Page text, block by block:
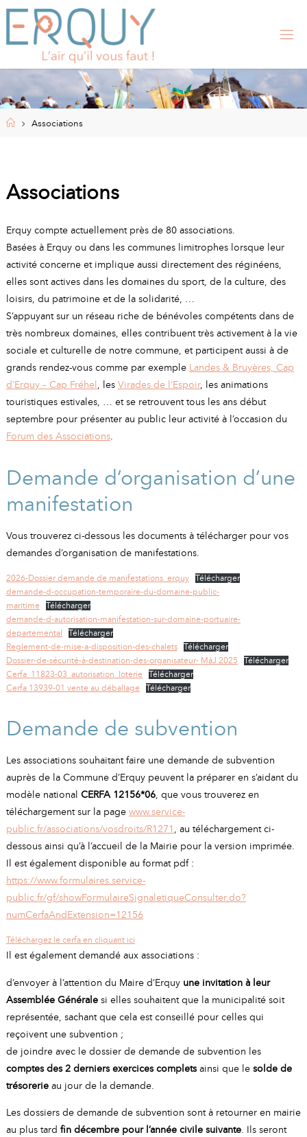
Skip
content
RQ
UY
, SI
DE
LA
M
AI
RIE
HomeAssociations
Associations
Erquy compte actuellement près de 80 associations.
Basées à Erquy ou dans les communes limitrophes lorsque leur
activité concerne et implique aussi directement des réginéens,
elles sont actives dans les domaines du sport, de la culture, des
loisirs, du patrimoine et de la solidarité, …
S’appuyant sur un réseau riche de bénévoles compétents dans de
très nombreux domaines, elles contribuent très activement à la vie
sociale et culturelle de notre commune, et participent aussi à de
grands rendez-vous comme par exemple Landes & Bruyères, Cap
d’Erquy – Cap Fréhel , les Virades de l’Espoir, les animations
touristiques estivales, … et se retrouvent tous les ans début
septembre pour présenter au public leur activité à l’occasion du
Forum des Associations.
Demande d’organisation d’une
manifestation
Vous trouverez ci-dessous les documents à télécharger pour vos
demandes d’organisation de manifestations.
2026-Dossier demande de manifestations_erquy
Télécharger
demande-d-occupation-temporaire-du-domaine-public-
maritime
Télécharger
demande-d-autorisation-manifestation-sur-domaine-portuaire-
departemental
Télécharger
Reglement-de-mise-a-disposition-des-chalets
Télécharger
Dossier-de-sécurité-à-destination-des-organisateur- MàJ 2025
Télécharger
Cerfa_11823-03_autorisation_loterie
Télécharger
Cerfa 13939-01 vente au déballage
Télécharger
Demande de subvention
Les associations souhaitant faire une demande de subvention
auprès de la Commune d’Erquy peuvent la préparer en s’aidant du
modèle national CERFA 12156*06, que vous trouverez en
téléchargement sur la page www.service-
public.fr/associations/vosdroits/R1271 , au téléchargement ci-
dessous ainsi qu’à l’accueil de la Mairie pour la version imprimée.
Il est également disponible au format pdf :
https://www.formulaires.service-
public.fr/gf/showFormulaireSignaletiqueConsulter.do?
numCerfaAndExtension=12156
Téléchargez le cerfa en cliquant ici
Il est également demandé aux associations :
d’envoyer à l’attention du Maire d’Erquy une invitation à leur
Assemblée Généralesi elles souhaitent que la municipalité soit
représentée, sachant que cela est conseillé pour celles qui
reçoivent une subvention ;
de joindre avec le dossier de demande de subvention les
comptes des 2 derniers exercices completsainsi que le solde de
trésorerieau jour de la demande.
Les dossiers de demande de subvention sont à retourner en mairie
au plus tard fin décembre pour l’année civile suivante. Ils seront